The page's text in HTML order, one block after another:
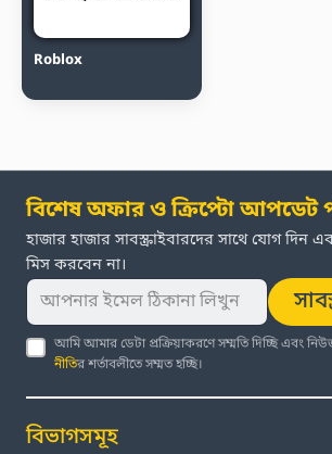
Roblox
বিশেষ অফার ও ক্রিপ্টো আপডেট
হাজার হাজার সাবস্ক্রাইবারদের সাথে যোগ
মিস করবেন না।
আমি আমার ডেটা প্রক্রিয়াকরণে সম্মতি দিচ্ছি এবং
নীতির শর্তাবলীতে সম্মত হচ্ছি।
বিভাগসমূহ